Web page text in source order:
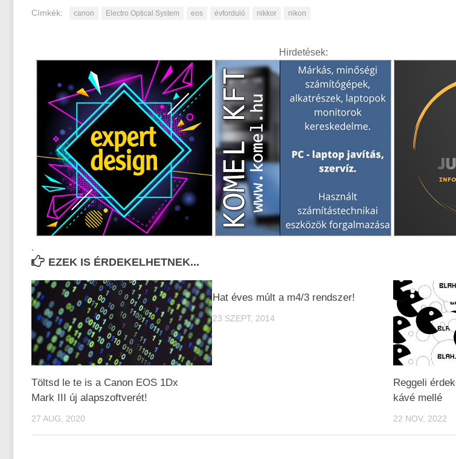
Címkék: canon Electro Optical System eos évforduló nikkor nikon
Hirdetések:
.
EZEK IS ÉRDEKELHETNEK...
Töltsd le te is a Canon EOS 1Dx
Mark III új alapszoftverét!
27 AUG, 2020
Hat éves múlt a m4/3 rendszer!
23 SZEPT, 2014
Reggeli
kávé mellé
22 NOV, 2022